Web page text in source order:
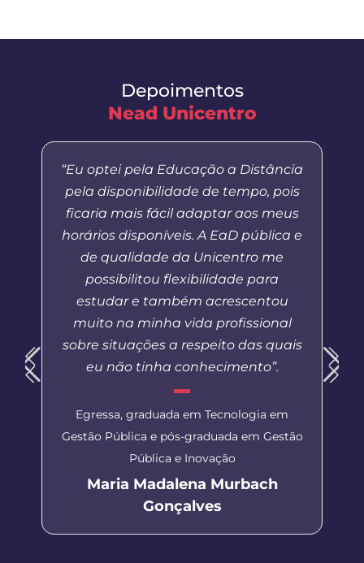
Depoimentos
Nead Unicentro
“Eu optei pela Educação a Distância
pela disponibilidade de tempo, pois
ficaria mais fácil adaptar aos meus
horários disponíveis. A EaD pública e
de qualidade da Unicentro me
possibilitou flexibilidade para
estudar e também acrescentou
muito na minha vida profissional
sobre situações a respeito das quais
eu não tinha conhecimento”.
Egressa, graduada em Tecnologia em
Gestão Pública e pós-graduada em Gestão
Pública e Inovação
Maria Madalena Murbach
Gonçalves